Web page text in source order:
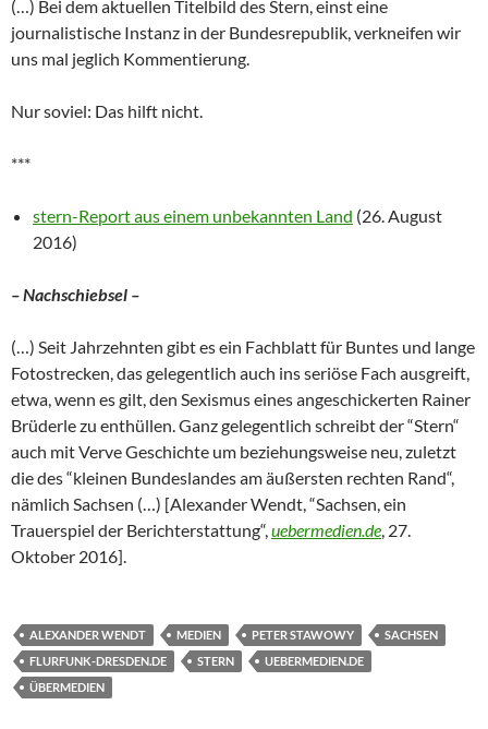
(…) Bei dem aktuellen Titelbild des Stern, einst eine
journalistische Instanz in der Bundesrepublik, verkneifen wir
uns mal jeglich Kommentierung.
Nur soviel: Das hilft nicht.
***
stern-Report aus einem unbekannten Land (26. August
2016)
– Nachschiebsel –
(…) Seit Jahrzehnten gibt es ein Fachblatt für Buntes und lange
Fotostrecken, das gelegentlich auch ins seriöse Fach ausgreift,
etwa, wenn es gilt, den Sexismus eines angeschickerten Rainer
Brüderle zu enthüllen. Ganz gelegentlich schreibt der “Stern“
auch mit Verve Geschichte um beziehungsweise neu, zuletzt
die des “kleinen Bundeslandes am äußersten rechten Rand“,
nämlich Sachsen (…) [Alexander Wendt, “Sachsen, ein
Trauerspiel der Berichterstattung“,uebermedien.de, 27.
Oktober 2016].
ALEXANDER WENDT MEDIEN PETER STAWOWY
SACHSEN
FLURFUNK-DRESDEN.DE
STERN
UEBERMEDIEN.DE
ÜBERMEDIEN